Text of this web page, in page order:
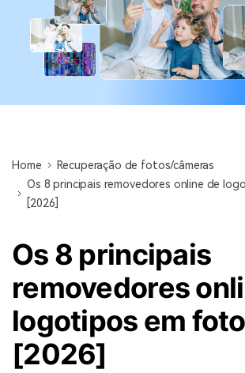
Home
Recuperação de fotos/câmeras
Os 8 principais removedores online de
[2026]
Os 8 principais
removedores
logotipos em
[2026]